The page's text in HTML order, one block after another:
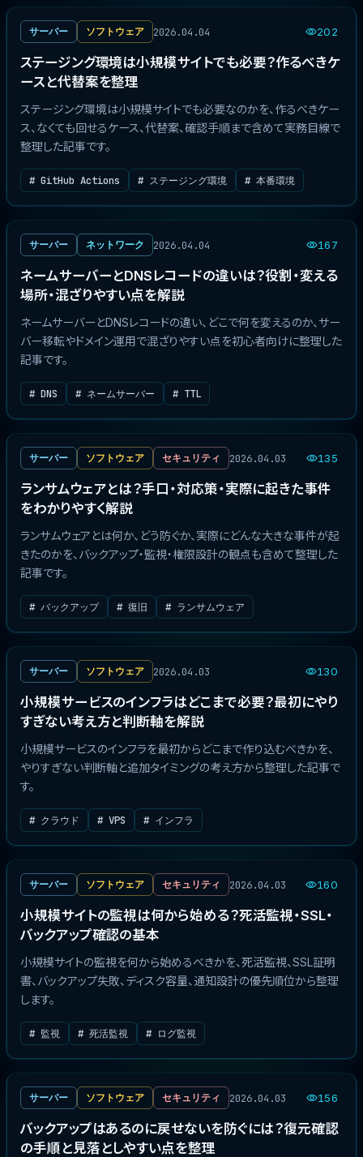
サーバー ソフトウェア 2026.04.04 202
ステージング環境は小規模サイトでも必要？作るべきケ
ースと代替案を整理
ステージング環境は小規模サイトでも必要なのかを、作るべきケー
ス、なくても回せるケース、代替案、確認手順まで含めて実務目線で
整理した記事です。
# GitHub Actions # ステージング環境 # 本番環境
サーバー ネットワーク 2026.04.04 167
ネームサーバーとDNSレコードの違いは？役割・変える
場所・混ざりやすい点を解説
ネームサーバーとDNSレコードの違い、どこで何を変えるのか、サー
バー移転やドメイン運用で混ざりやすい点を初心者向けに整理した
記事です。
# DNS # ネームサーバー # TTL
サーバー ソフトウェア セキュリティ 2026.04.03 135
ランサムウェアとは？手口・対応策・実際に起きた事件
をわかりやすく解説
ランサムウェアとは何か、どう防ぐか、実際にどんな大きな事件が起
きたのかを、バックアップ・監視・権限設計の観点も含めて整理した
記事です。
# バックアップ # 復旧 # ランサムウェア
サーバー ソフトウェア 2026.04.03 130
小規模サービスのインフラはどこまで必要？最初にやり
すぎない考え方と判断軸を解説
小規模サービスのインフラを最初からどこまで作り込むべきかを、
やりすぎない判断軸と追加タイミングの考え方から整理した記事で
す。
# クラウド # VPS # インフラ
サーバー ソフトウェア セキュリティ 2026.04.03 160
小規模サイトの監視は何から始める？死活監視・SSL・
バックアップ確認の基本
小規模サイトの監視を何から始めるべきかを、死活監視、SSL証明
書、バックアップ失敗、ディスク容量、通知設計の優先順位から整理
します。
# 監視 # 死活監視 # ログ監視
サーバー ソフトウェア セキュリティ 2026.04.03 156
バックアップはあるのに戻せないを防ぐには？復元確認
の手順と見落としやすい点を整理